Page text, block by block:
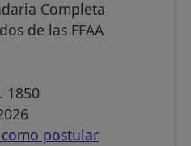
Completa
de las FFAA
1850
postular